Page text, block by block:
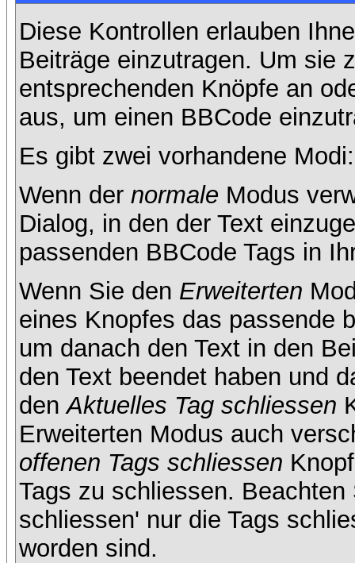
Diese Kontrollen erlauben
Beiträge einzutragen. Um sie
entsprechenden Knöpfe an
aus, um einen BBCode
Es gibt zwei vorhandene
Wenn der normale Modus
Dialog, in den der Text
passenden BBCode Tags in
Wenn Sie den Erweiterten
eines Knopfes das passende
um danach den Text in den
den Text beendet haben und
denAktuelles Tag schliessen
Erweiterten Modus auch
offenen Tags schliessen
Tags zu schliessen.
schliessen' nur die Tags
worden sind.